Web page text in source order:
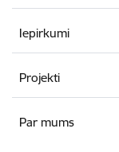
Iepirkumi
Projekti
Par mums